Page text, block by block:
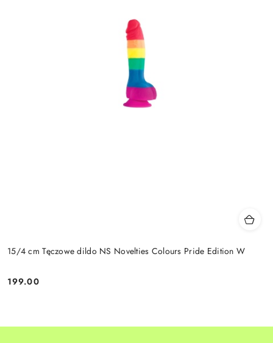
15/4 cm Tęczowe dildo NS Novelties Colours Pride Edition W
Cena:
199.00